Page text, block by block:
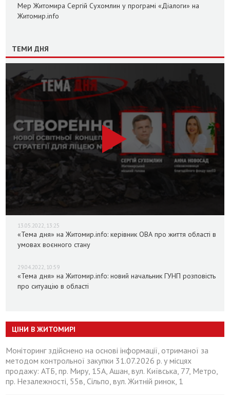
Мер Житомира Сергій Сухомлин у програмі «Діалоги» на
Житомир.info
ТЕМИ ДНЯ
13.05.2022, 13:25
«Тема дня» на Житомир.info: керівник ОВА про життя області в
умовах воєнного стану
29.04.2022, 10:59
«Тема дня» на Житомир.info: новий начальник ГУНП розповість
про ситуацію в області
ЦІНИ В ЖИТОМИРІ
Моніторинг здійснено на основі інформації, отриманої за
методом контрольної закупки 31.07.2026 р. у місцях
продажу: АТБ, пр. Миру, 15А, Ашан, вул. Київська, 77, Метро,
пр. Незалежності, 55в, Сільпо, вул. Житній ринок, 1